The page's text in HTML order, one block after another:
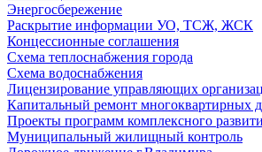
Энергосбережение
Раскрытие информации УО, ТСЖ, ЖСК
Концессионные соглашения
Схема теплоснабжения города
Схема водоснабжения
Лицензирование управляющих
Капитальный ремонт многоквартирных
Проекты программ комплексного
Муниципальный жилищный контроль